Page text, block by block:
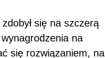
się na szczerą
na
się rozwiązaniem, na